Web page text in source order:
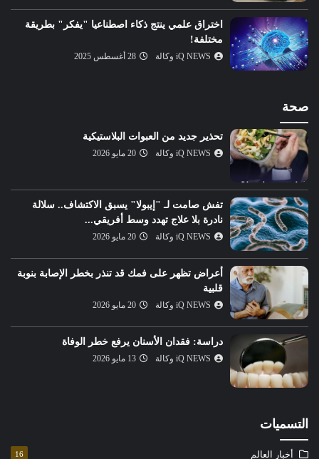
اختراق علمي ينتج ذكاء اصطناعيا "يفكر" بطريقة
مختلفة!
iQ NEWS وكالة 28 أغسطس 2025
صحة
تحذير جديد من العبوات البلاستيكية
iQ NEWS وكالة 20 مايو 2026
تفش صامت لـ "إيبولا" يسبق الاكتشاف.. سلالة
نادرة بلا علاج تهدد وسط أفريقي...
iQ NEWS وكالة 20 مايو 2026
أعراض تظهر على فمك قد تنذر بخطر الإصابة بنوبة
قلبية
iQ NEWS وكالة 20 مايو 2026
دراسة: فقدان الأسنان يرفع خطر الوفاة
iQ NEWS وكالة 13 مايو 2026
التسميات
أخبار العالم 16